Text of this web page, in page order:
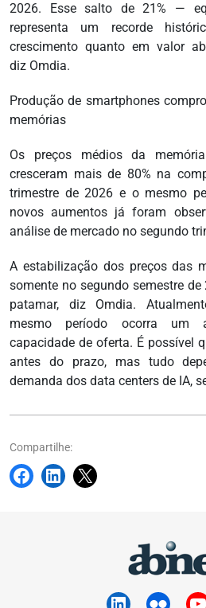
2026. Esse salto de 21% —
representa um recorde
crescimento quanto em valor
diz Omdia.
Produção de smartphones
memórias
Os preços médios da
cresceram mais de 80% na
trimestre de 2026 e o mesmo
novos aumentos já foram
análise de mercado no segundo
A estabilização dos preços das
somente no segundo semestre
patamar, diz Omdia.
mesmo período ocorra um
capacidade de oferta. É possível
antes do prazo, mas tudo
demanda dos data centers de IA,
Compartilhe: